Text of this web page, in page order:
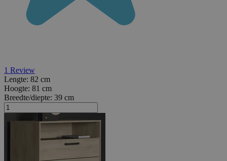
1 Review
Lengte: 82 cm
Hoogte: 81 cm
Breedte/diepte: 39 cm